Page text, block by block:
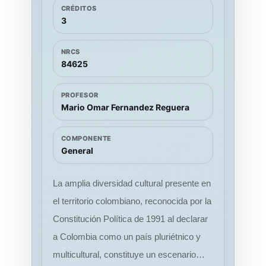
nuestras opiniones personales al
respecto.
teóricas, culturales y estéticas sobre la
música afrocolombiana, permitiendo al
estudiante interpretar y evaluar estas
manifestaciones desde enfoques propios
de las artes y las humanidades.
Asimismo, fomenta la competencia
ciudadana al propiciar la comprensión de
la diversidad cultural del país y el
CRÉDITOS
3
NRCS
84625
PROFESOR
Mario Omar Fernandez Reguera
COMPONENTE
General
La amplia diversidad cultural presente en
el territorio colombiano, reconocida por la
Constitución Política de 1991 al declarar
a Colombia como un país pluriétnico y
multicultural, constituye un escenario